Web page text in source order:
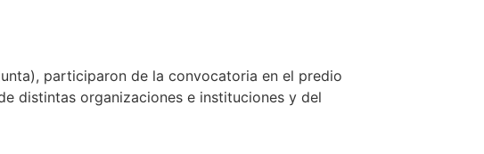
participaron de la convocatoria en el predio
distintas organizaciones e instituciones y del